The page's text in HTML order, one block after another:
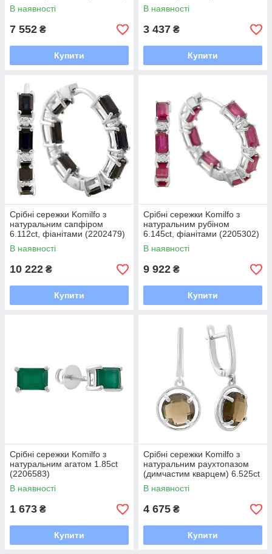
В наявності
7 552 ₴
Купити
В наявності
3 437 ₴
Купити
Срібні сережки Komilfo з
натуральним сапфіром
6.112ct, фіанітами (2202479)
В наявності
10 222 ₴
Купити
Срібні сережки Komilfo з
натуральним рубіном
6.145ct, фіанітами (2205302)
В наявності
9 922 ₴
Купити
Срібні сережки Komilfo з
натуральним агатом 1.85ct
(2206583)
В наявності
1 673 ₴
Купити
Срібні сережки Komilfo з
натуральним раухтопазом
(димчастим кварцем) 6.525ct
(2207283)
В наявності
4 675 ₴
Купити